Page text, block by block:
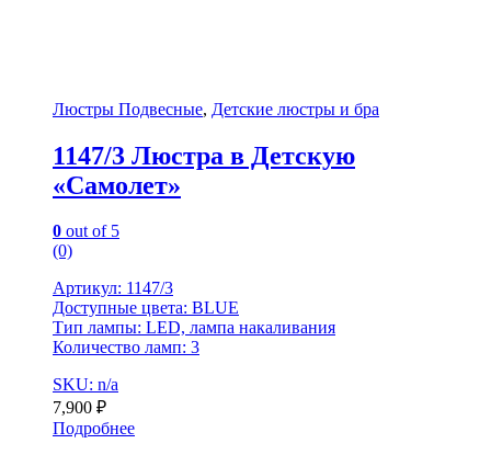
Люстры Подвесные, Детские люстры и бра
1147/3 Люстра в Детскую
«Самолет»
0 out of 5
(0)
Артикул: 1147/3
Доступные цвета: BLUE
Тип лампы: LED, лампа накаливания
Количество ламп: 3
SKU: n/a
7,900 ₽
Подробнее